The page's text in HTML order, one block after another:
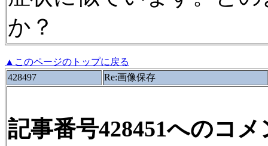
か？
▲このページのトップに戻る
428497
Re:画像保存
記事番号428451へのコメ